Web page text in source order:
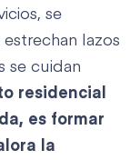
se
lazos
se cuidan
residencial
es formar
la